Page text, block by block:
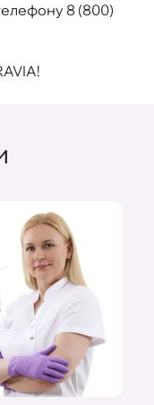
8 (800)